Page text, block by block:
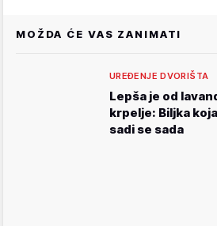
MOŽDA ĆE VAS ZANIMATI
UREĐENJE DVORIŠTA
Lepša je od
krpelje: Biljka
sadi se sada